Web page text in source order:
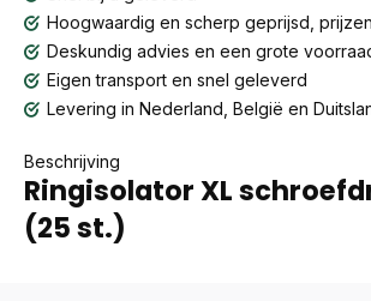
Hoogwaardig en scherp geprijsd,
Deskundig advies en een grote
Eigen transport en snel geleverd
Levering in Nederland, België en
Beschrijving
Ringisolator XL
(25 st.)